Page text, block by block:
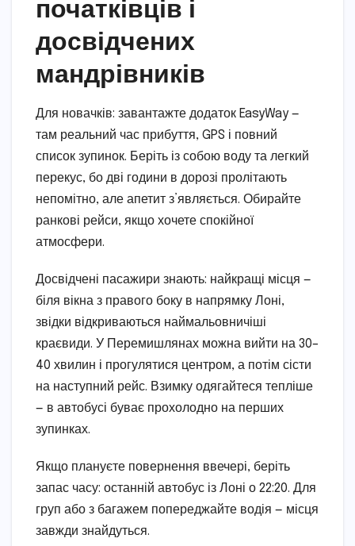
початківців і
досвідчених
мандрівників
Для новачків: завантажте додаток EasyWay —
там реальний час прибуття, GPS і повний
список зупинок. Беріть із собою воду та легкий
перекус, бо дві години в дорозі пролітають
непомітно, але апетит з’являється. Обирайте
ранкові рейси, якщо хочете спокійної
атмосфери.
Досвідчені пасажири знають: найкращі місця —
біля вікна з правого боку в напрямку Лоні,
звідки відкриваються наймальовничіші
краєвиди. У Перемишлянах можна вийти на 30–
40 хвилин і прогулятися центром, а потім сісти
на наступний рейс. Взимку одягайтеся тепліше
— в автобусі буває прохолодно на перших
зупинках.
Якщо плануєте повернення ввечері, беріть
запас часу: останній автобус із Лоні о 22:20. Для
груп або з багажем попереджайте водія — місця
завжди знайдуться.